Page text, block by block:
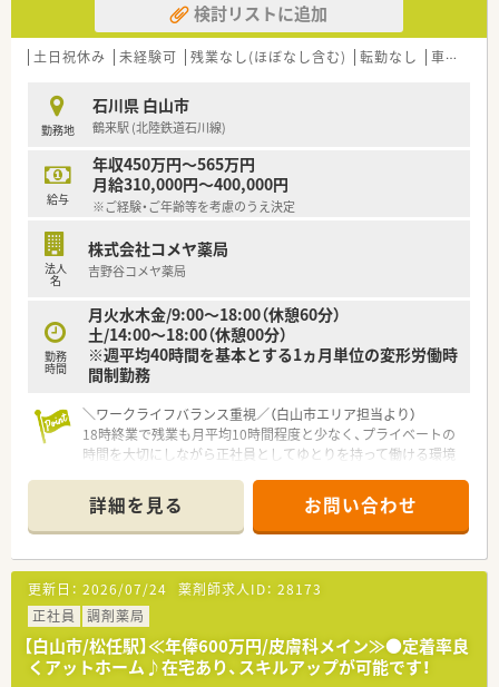
検討リストに追加
土日祝休み 未経験可 残業なし(ほぼなし含む) 転勤なし 車通勤可
勤務地
石川県 白山市
鶴来駅 (北陸鉄道石川線)
給与
年収450万円～565万円
月給310,000円～400,000円
※ご経験・ご年齢等を考慮のうえ決定
法人
名
株式会社コメヤ薬局
吉野谷コメヤ薬局
勤務
時間
月火水木金/9:00～18:00（休憩60分）
土/14:00～18:00（休憩00分）
※週平均40時間を基本とする1ヵ月単位の変形労働時
間制勤務
＼ワークライフバランス重視／（白山市エリア担当より）
18時終業で残業も月平均10時間程度と少なく、プライベートの
時間を大切にしながら正社員としてゆとりを持って働ける環境
＊------------------------------------------＊
【店舗情報と応需状況について】
■鶴来駅から車で25分ほどの場所に位置し、内科や小児科や外
科の処方箋を1日あたり30から40枚ほど応需しております。
■常時1から2名の薬剤師と数名の事務員が在籍しており、地域
に密着した医療拠点として患者様に寄り添う対応を行っており
ます。
■開設から5年と新しく綺麗な環境が整っており、最新の電子薬
歴や調剤機器を導入して安全かつ効率的な業務を実現しており
ます。
詳細を見る お問い合わせ
更新日： 2026/07/24 薬剤師求人ID： 28173
正社員
調剤薬局
【白山市/松任駅】≪年俸600万円/皮膚科メイン≫●定着率良
くアットホーム♪在宅あり、スキルアップが可能です！